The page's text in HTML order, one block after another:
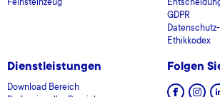
Feinsteinzeug
GDPR
Ethikkodex
Dienstleistungen
Download Bereich
Folgen